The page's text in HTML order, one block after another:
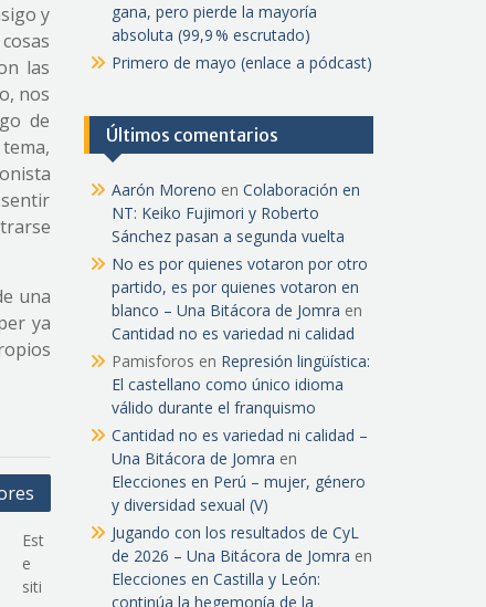
y
las
nos
de
una
ya
Est
e
siti
gana, pero pierde la mayoría
absoluta (99,9 % escrutado)
Primero de mayo (enlace a pódcast)
Últimos comentarios
Aarón Moreno en Colaboración en
NT: Keiko Fujimori y Roberto
Sánchez pasan a segunda vuelta
No es por quienes votaron por otro
partido, es por quienes votaron en
blanco – Una Bitácora de Jomra en
Cantidad no es variedad ni calidad
Pamisforos en Represión lingüística:
El castellano como único idioma
válido durante el franquismo
Cantidad no es variedad ni calidad –
Una Bitácora de Jomra en
Elecciones en Perú – mujer, género
y diversidad sexual (V)
Jugando con los resultados de CyL
de 2026 – Una Bitácora de Jomra en
Elecciones en Castilla y León:
continúa la hegemonía de la